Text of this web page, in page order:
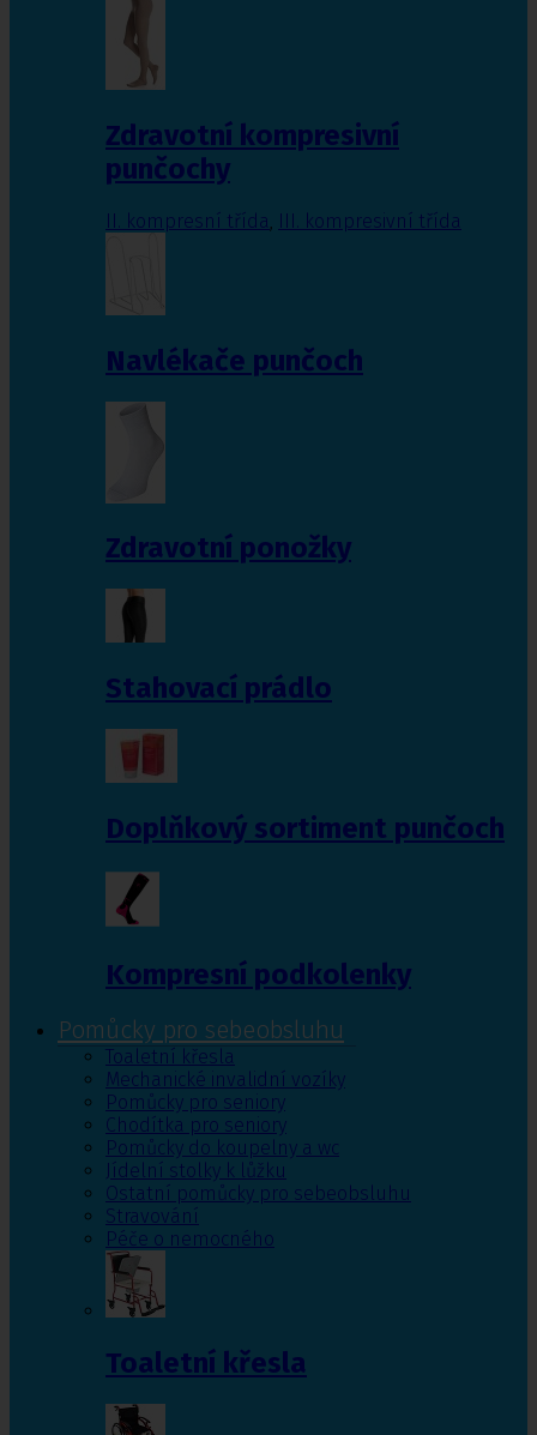
Zdravotní kompresivní
punčochy
II. kompresní třída III. kompresivní třída
Navlékače punčoch
Zdravotní ponožky
Stahovací prádlo
Doplňkový sortiment punčoch
Kompresní podkolenky
Pomůcky pro sebeobsluhu
Toaletní křesla
Mechanické invalidní vozíky
Pomůcky pro seniory
Chodítka pro seniory
Pomůcky do koupelny a wc
Jídelní stolky k lůžku
Ostatní pomůcky pro sebeobsluhu
Stravování
Péče o nemocného
Toaletní křesla